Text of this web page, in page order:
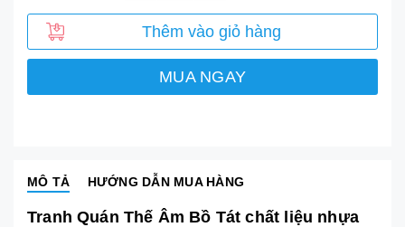
Thêm vào giỏ hàng
MUA NGAY
MÔ TẢ HƯỚNG DẪN MUA HÀNG
Tranh Quán Thế Âm Bồ Tát chất liệu nhựa